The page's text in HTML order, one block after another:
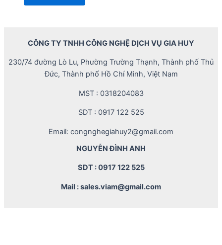
CÔNG TY TNHH CÔNG NGHỆ DỊCH VỤ GIA HUY
230/74 đường Lò Lu, Phường Trường Thạnh, Thành phố Thủ
Đức, Thành phố Hồ Chí Minh, Việt Nam
MST : 0318204083
SDT : 0917 122 525
Email: congnghegiahuy2@gmail.com
NGUYỄN ĐÌNH ANH
SDT : 0917 122 525
Mail : sales.viam@gmail.com